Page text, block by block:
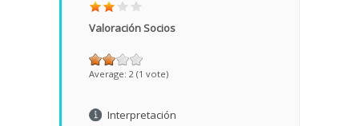
Valoración Socios
Average: 2 (1 vote)
Interpretación